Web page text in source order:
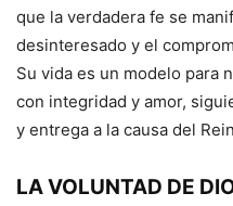
que la verdadera fe se
desinteresado y el
Su vida es un modelo para
con integridad y amor,
y entrega a la causa del
LA VOLUNTAD DE